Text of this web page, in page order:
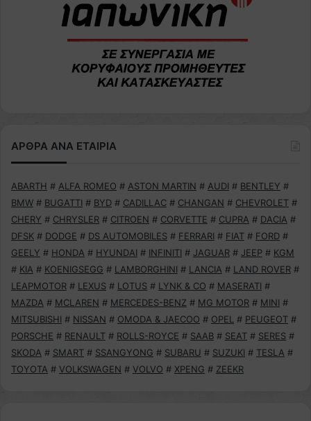
ΑΡΘΡΑ ΑΝΑ ΕΤΑΙΡΙΑ
ABARTH # ALFA ROMEO # ASTON MARTIN # AUDI # BENTLEY #
BMW # BUGATTI # BYD # CADILLAC # CHANGAN # CHEVROLET #
CHERY # CHRYSLER # CITROEN # CORVETTE # CUPRA # DACIA #
DFSK # DODGE # DS AUTOMOBILES # FERRARI # FIAT # FORD #
GEELY # HONDA # HYUNDAI # INFINITI # JAGUAR # JEEP # KGM
# KIA # KOENIGSEGG # LAMBORGHINI # LANCIA # LAND ROVER #
LEAPMOTOR # LEXUS # LOTUS # LYNK & CO # MASERATI #
MAZDA # MCLAREN # MERCEDES-BENZ # MG MOTOR # MINI #
MITSUBISHI # NISSAN # OMODA & JAECOO # OPEL # PEUGEOT #
PORSCHE # RENAULT # ROLLS-ROYCE # SAAB # SEAT # SERES #
SKODA # SMART # SSANGYONG # SUBARU # SUZUKI # TESLA #
TOYOTA # VOLKSWAGEN # VOLVO # XPENG # ZEEKR